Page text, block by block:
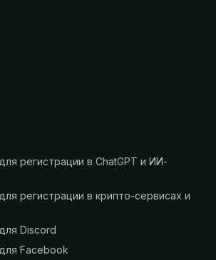
регистрации в ChatGPT и ИИ-
регистрации в крипто-сервисах и
Discord
Facebook